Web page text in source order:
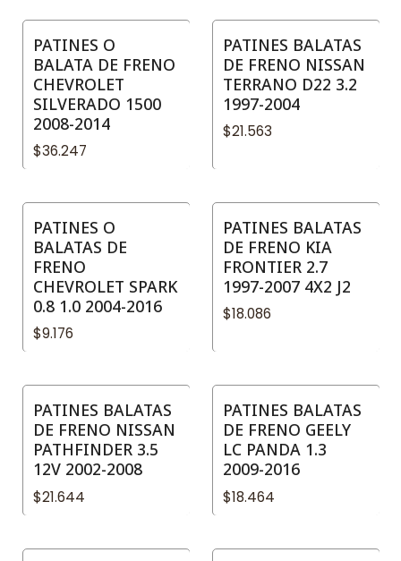
PATINES O
BALATA DE FRENO
CHEVROLET
SILVERADO 1500
2008-2014
$36.247
PATINES BALATAS
DE FRENO NISSAN
TERRANO D22 3.2
1997-2004
$21.563
PATINES O
BALATAS DE
FRENO
CHEVROLET SPARK
0.8 1.0 2004-2016
$9.176
PATINES BALATAS
DE FRENO KIA
FRONTIER 2.7
1997-2007 4X2 J2
$18.086
PATINES BALATAS
DE FRENO NISSAN
PATHFINDER 3.5
12V 2002-2008
$21.644
PATINES BALATAS
DE FRENO GEELY
LC PANDA 1.3
2009-2016
$18.464